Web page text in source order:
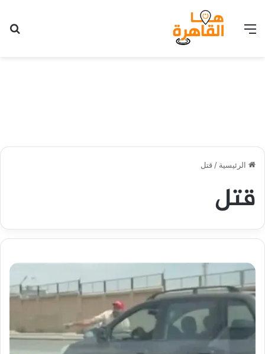
القائمة
الرئيسية / قتل
قتل